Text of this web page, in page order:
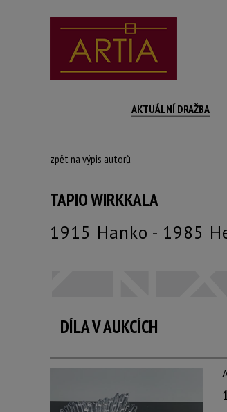
AKTUÁLNÍ DRAŽBA
zpět na výpis autorů
TAPIO WIRKKALA
1915 Hanko - 1985
DÍLA V AUKCÍCH